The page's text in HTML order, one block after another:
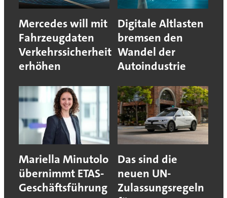
Mercedes will mit
Fahrzeugdaten
Verkehrssicherheit
erhöhen
Digitale Altlasten
bremsen den
Wandel der
Autoindustrie
Mariella Minutolo
übernimmt ETAS-
Geschäftsführung
Das sind die
neuen UN-
Zulassungsregeln